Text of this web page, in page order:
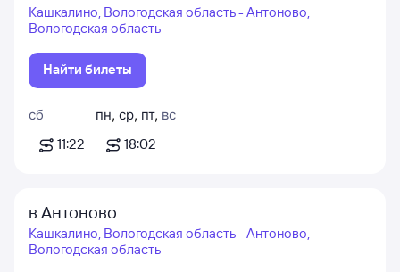
Кашкалино, Вологодская область - Антоново,
Вологодская область
Найти билеты
сб
11:22
пн, ср, пт, вс
18:02
в Антоново
Кашкалино, Вологодская область - Антоново,
Вологодская область